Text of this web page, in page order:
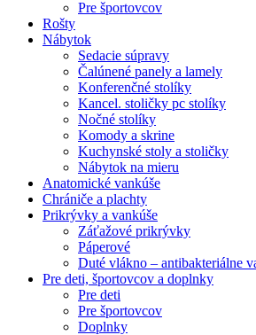
Pre športovcov
Rošty
Nábytok
Sedacie súpravy
Čalúnené panely a lamely
Konferenčné stolíky
Kancel. stoličky pc stolíky
Nočné stolíky
Komody a skrine
Kuchynské stoly a stoličky
Nábytok na mieru
Anatomické vankúše
Chrániče a plachty
Prikrývky a vankúše
Záťažové prikrývky
Páperové
Duté vlákno – antibakteriálne
Pre deti, športovcov a doplnky
Pre deti
Pre športovcov
Doplnky